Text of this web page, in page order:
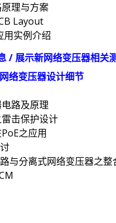
理与方案
Layout
用实例介绍
/ 展示新网络变压器相关
络变压器设计细节
路及原理
击保护设计
之应用
与分离式网络变压器之整